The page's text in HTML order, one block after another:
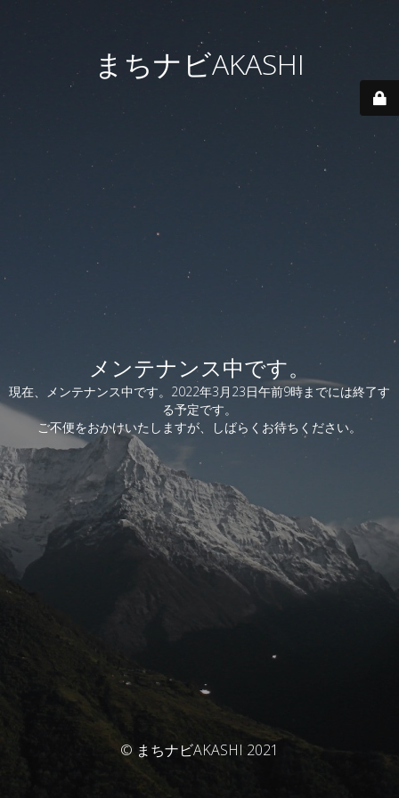
まちナビAKASHI
メンテナンス中です。
現在、メンテナンス中です。2022年3月23日午前9時までには終了す
る予定です。
ご不便をおかけいたしますが、しばらくお待ちください。
© まちナビAKASHI 2021